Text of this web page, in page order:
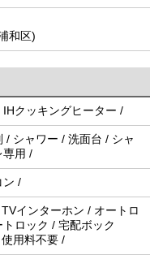
和区)
クッキングヒーター /
/ シャワー / 洗面台 / シャ
専用 /
ン /
インターホン / オートロ
ロック / 宅配ボック
用料不要 /